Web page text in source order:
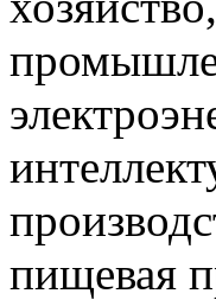
пищевая